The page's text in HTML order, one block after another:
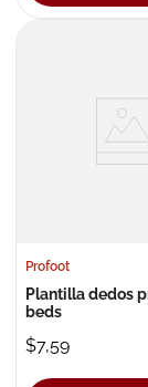
Profoot
Plantilla dedos
beds
$7,59